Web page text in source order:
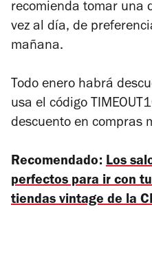
recomienda tomar una
vez al día, de
mañana.
Todo enero habrá
usa el código
descuento en compras
Recomendado: Los
perfectos para ir con
tiendas vintage de la